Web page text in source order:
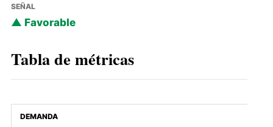
SEÑAL
Favorable
Tabla de métricas
DEMANDA